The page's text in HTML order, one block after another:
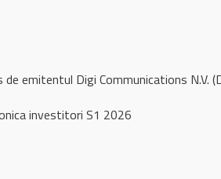
emitentul Digi Communications N.V.
investitori S1 2026